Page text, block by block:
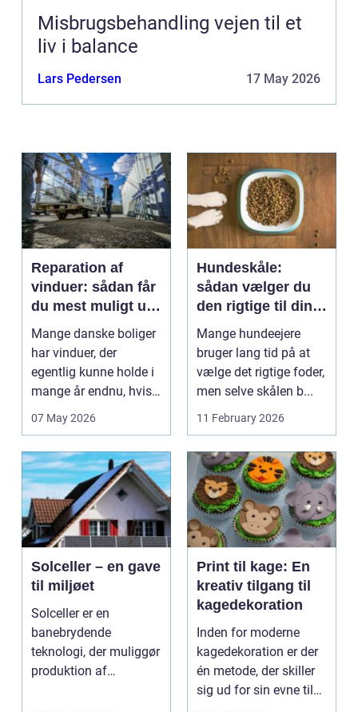
Misbrugsbehandling vejen til et
liv i balance
Lars Pedersen 17 May 2026
Reparation af
vinduer: sådan får
du mest muligt ud
af dine gamle
rammer
Mange danske boliger
har vinduer, der
egentlig kunne holde i
mange år endnu, hvis
de fik den r...
07 May 2026
Hundeskåle:
sådan vælger du
den rigtige til din
hund
Mange hundeejere
bruger lang tid på at
vælge det rigtige foder,
men selve skålen b...
11 February 2026
Solceller – en gave
til miljøet
Solceller er en
banebrydende
teknologi, der muliggør
produktion af
Print til kage: En
kreativ tilgang til
kagedekoration
Inden for moderne
kagedekoration er der
én metode, der skiller
sig ud for sin evne til